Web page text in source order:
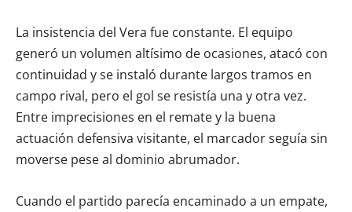
La insistencia del Vera fue constante. El equipo
generó un volumen altísimo de ocasiones, atacó con
continuidad y se instaló durante largos tramos en
campo rival, pero el gol se resistía una y otra vez.
Entre imprecisiones en el remate y la buena
actuación defensiva visitante, el marcador seguía sin
moverse pese al dominio abrumador.
Cuando el partido parecía encaminado a un empate,